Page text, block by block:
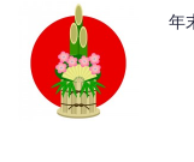
年